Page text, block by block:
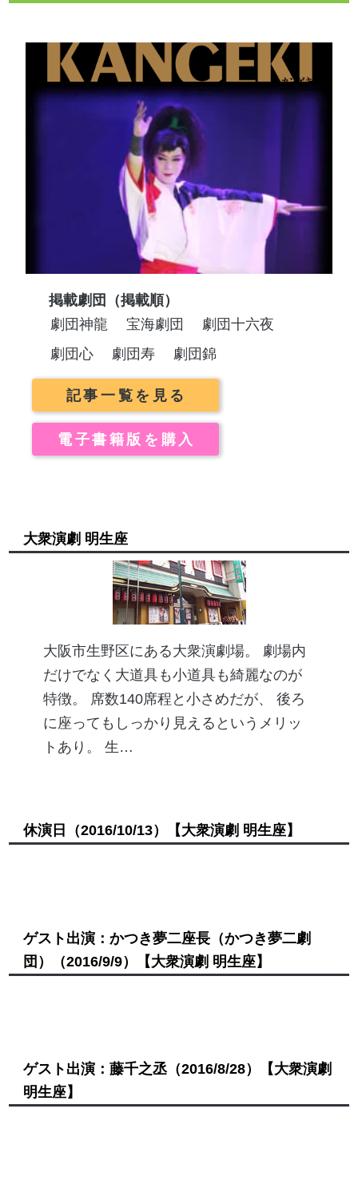
掲載劇団（掲載順）
劇団神龍
宝海劇団
劇団十六夜
劇団心
劇団寿 劇団錦
記事一覧を見る
電子書籍版を購入
大衆演劇 明生座
大阪市生野区にある大衆演劇場。 劇場内
だけでなく大道具も小道具も綺麗なのが
特徴。 席数140席程と小さめだが、 後ろ
に座ってもしっかり見えるというメリッ
トあり。 生…
休演日 （2016/10/13） 【大衆演劇 明生座】
ゲスト出演：かつき夢二座長（かつき夢二劇
団）
（2016/9/9） 【大衆演劇 明生座】
ゲスト出演：藤千之丞（2016/8/28）
【大衆演劇
明生座】